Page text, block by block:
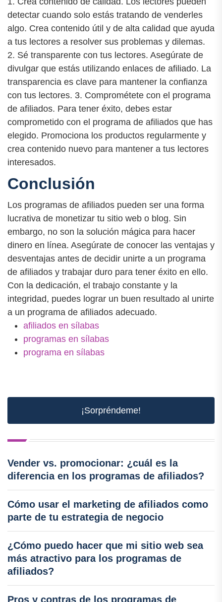
detectar cuando solo estás tratando de venderles
algo. Crea contenido útil y de alta calidad que ayuda
a tus lectores a resolver sus problemas y dilemas.
2. Sé transparente con tus lectores. Asegúrate de
divulgar que estás utilizando enlaces de afiliado. La
transparencia es clave para mantener la confianza
con tus lectores. 3. Comprométete con el programa
de afiliados. Para tener éxito, debes estar
comprometido con el programa de afiliados que has
elegido. Promociona los productos regularmente y
crea contenido nuevo para mantener a tus lectores
interesados.
Conclusión
Los programas de afiliados pueden ser una forma
lucrativa de monetizar tu sitio web o blog. Sin
embargo, no son la solución mágica para hacer
dinero en línea. Asegúrate de conocer las ventajas y
desventajas antes de decidir unirte a un programa
de afiliados y trabajar duro para tener éxito en ello.
Con la dedicación, el trabajo constante y la
integridad, puedes lograr un buen resultado al unirte
a un programa de afiliados adecuado.
afiliados en sílabas
programas en sílabas
programa en sílabas
¡Sorpréndeme!
Vender vs. promocionar: ¿cuál es la
diferencia en los programas de afiliados?
Cómo usar el marketing de afiliados como
parte de tu estrategia de negocio
¿Cómo puedo hacer que mi sitio web sea
más atractivo para los programas de
afiliados?
Pros y contras de los programas de